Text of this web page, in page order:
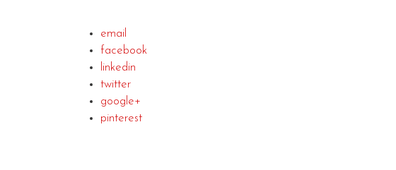
email
facebook
linkedin
twitter
google+
pinterest